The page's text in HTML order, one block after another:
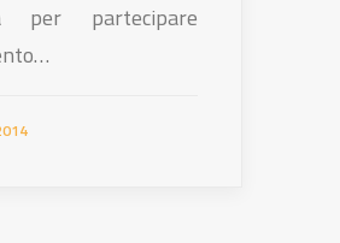
per partecipare